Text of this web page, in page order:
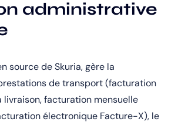
administrative
source de Skuria, gère la
de transport (facturation
livraison, facturation mensuelle
électronique Facture-X), le